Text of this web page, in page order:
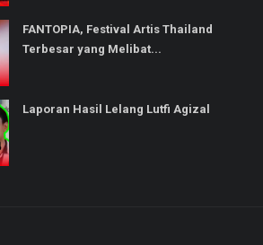
FANTOPIA, Festival Artis Thailand
Terbesar yang Melibat...
Laporan Hasil Lelang Lutfi Agizal